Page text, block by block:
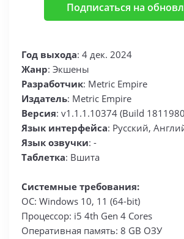
Подписаться на
Год выхода: 4 дек. 2024
Жанр: Экшены
Разработчик: Metric Empire
Издатель: Metric Empire
Версия: v1.1.1.10374 (Build
Язык интерфейса: Русский,
Язык озвучки: -
Таблетка: Вшита
Системные требования:
ОС: Windows 10, 11 (64-bit)
Процессор: i5 4th Gen 4 Cores
Оперативная память: 8 GB ОЗУ